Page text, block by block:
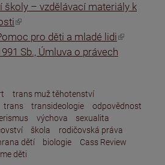
školy – vzdělávací materiály k
pro děti a mladé lidi
Sb., Úmluva o právech
trans muž těhotenství
trans transideologie
odpovědnost
výchova
sexualita
škola
rodičovská práva
dětí biologie
Cass Review
děti